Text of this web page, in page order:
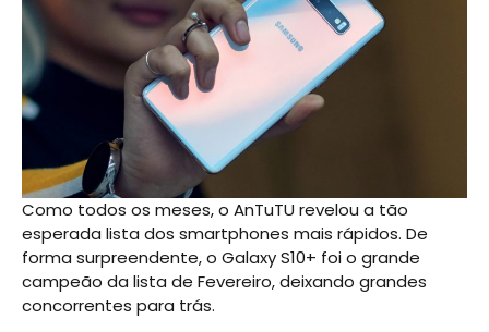
Como todos os meses, o AnTuTU revelou a tão
esperada lista dos smartphones mais rápidos. De
forma surpreendente, o Galaxy S10+ foi o grande
campeão da lista de Fevereiro, deixando grandes
concorrentes para trás.